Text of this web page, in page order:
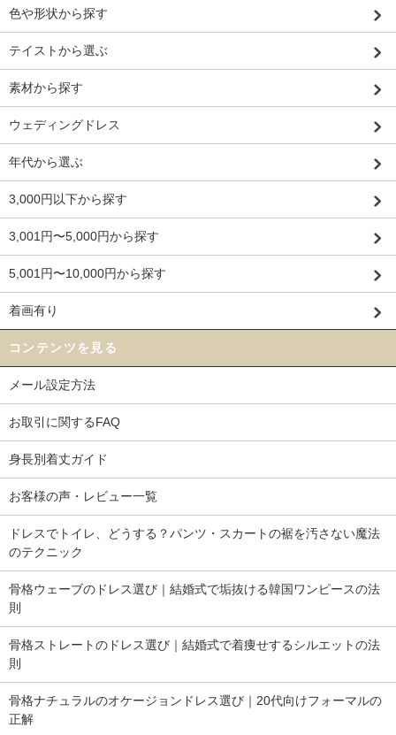
色や形状から探す
テイストから選ぶ
素材から探す
ウェディングドレス
年代から選ぶ
3,000円以下から探す
3,001円〜5,000円から探す
5,001円〜10,000円から探す
着画有り
コンテンツを見る
メール設定方法
お取引に関するFAQ
身長別着丈ガイド
お客様の声・レビュー一覧
ドレスでトイレ、どうする？パンツ・スカートの裾を汚さない魔法
のテクニック
骨格ウェーブのドレス選び｜結婚式で垢抜ける韓国ワンピースの法
則
骨格ストレートのドレス選び｜結婚式で着痩せするシルエットの法
則
骨格ナチュラルのオケージョンドレス選び｜20代向けフォーマルの
正解